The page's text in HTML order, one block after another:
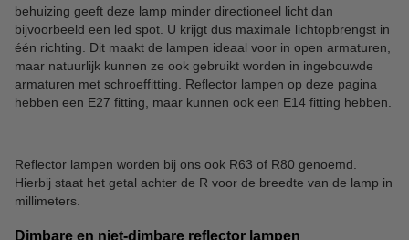
behuizing geeft deze lamp minder directioneel licht dan
bijvoorbeeld een led spot. U krijgt dus maximale lichtopbrengst in
één richting. Dit maakt de lampen ideaal voor in open armaturen,
maar natuurlijk kunnen ze ook gebruikt worden in ingebouwde
armaturen met schroeffitting. Reflector lampen op deze pagina
hebben een E27 fitting, maar kunnen ook een E14 fitting hebben.
Reflector lampen worden bij ons ook R63 of R80 genoemd.
Hierbij staat het getal achter de R voor de breedte van de lamp in
millimeters.
Dimbare en niet-dimbare reflector lampen